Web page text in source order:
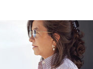
& DECORACIÓN 2026